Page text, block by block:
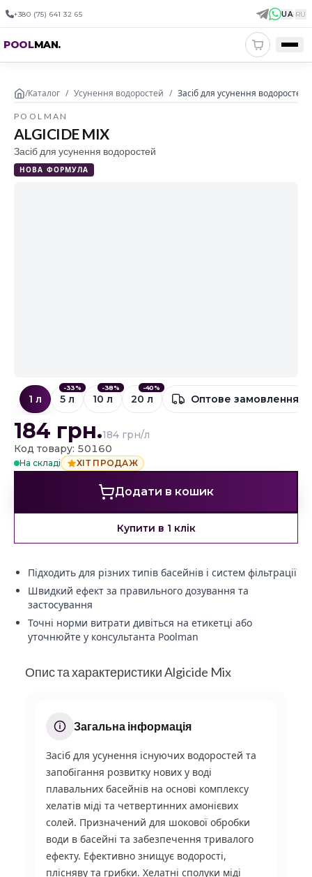
+380 (75) 641 32 65 UA| RU
POOLMAN.
/Каталог / Усунення водоростей / Засіб для усунення водоростей
POOLMAN
ALGICIDE MIX
Засіб для усунення водоростей
НОВА ФОРМУЛА
1 л
-33%
5 л
-38%
10 л
-40%
20 л Оптове замовлення
184 грн.184 грн/л
Код товару: 50160
На складі ХІТ ПРОДАЖ
Додати в кошик
Купити в 1 клік
Підходить для різних типів басейнів і систем фільтрації
Швидкий ефект за правильного дозування та
застосування
Точні норми витрати дивіться на етикетці або
уточнюйте у консультанта Poolman
Опис та характеристики Algicide Mix
Загальна інформація
Засіб для усунення існуючих водоростей та
запобігання розвитку нових у воді
плавальних басейнів на основі комплексу
хелатів міді та четвертинних амонієвих
солей. Призначений для шокової обробки
води в басейні та забезпечення тривалого
ефекту. Ефективно знищує водорості,
плісняву та грибки. Хелатні сполуки міді